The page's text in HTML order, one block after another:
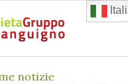
notizie